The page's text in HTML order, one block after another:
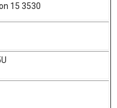
15 3530